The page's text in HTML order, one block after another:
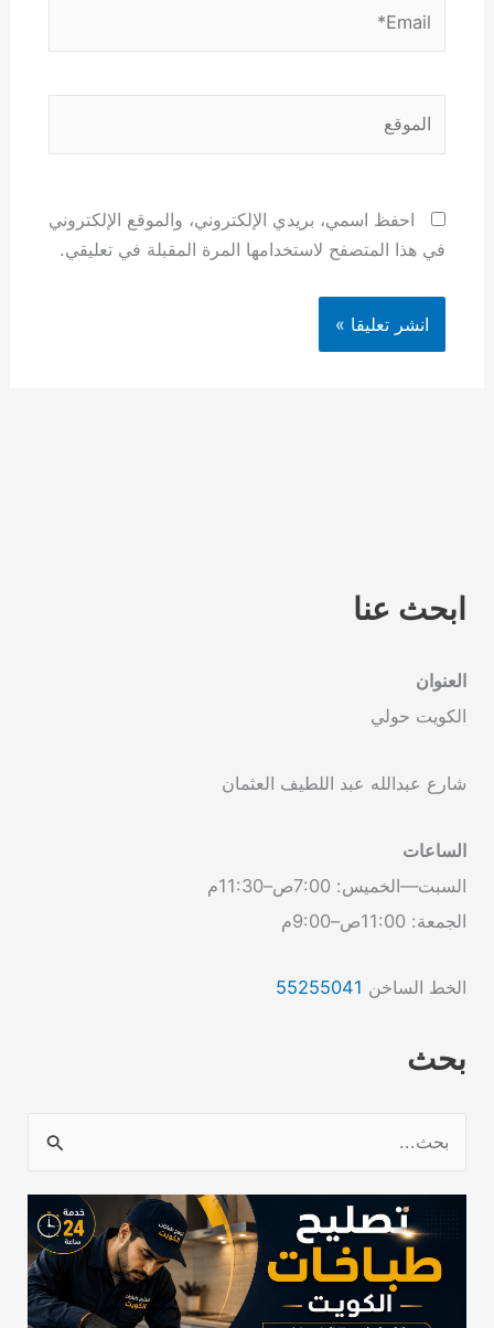
احفظ اسمي، بريدي الإلكتروني، والموقع الإلكتروني
في هذا المتصفح لاستخدامها المرة المقبلة في تعليقي.
ابحث عنا
العنوان
الكويت حولي
شارع عبدالله عبد اللطيف العثمان
الساعات
السبت—الخميس: 7:00ص–11:30م
الجمعة: 11:00ص–9:00م
الخط الساخن 55255041
بحث